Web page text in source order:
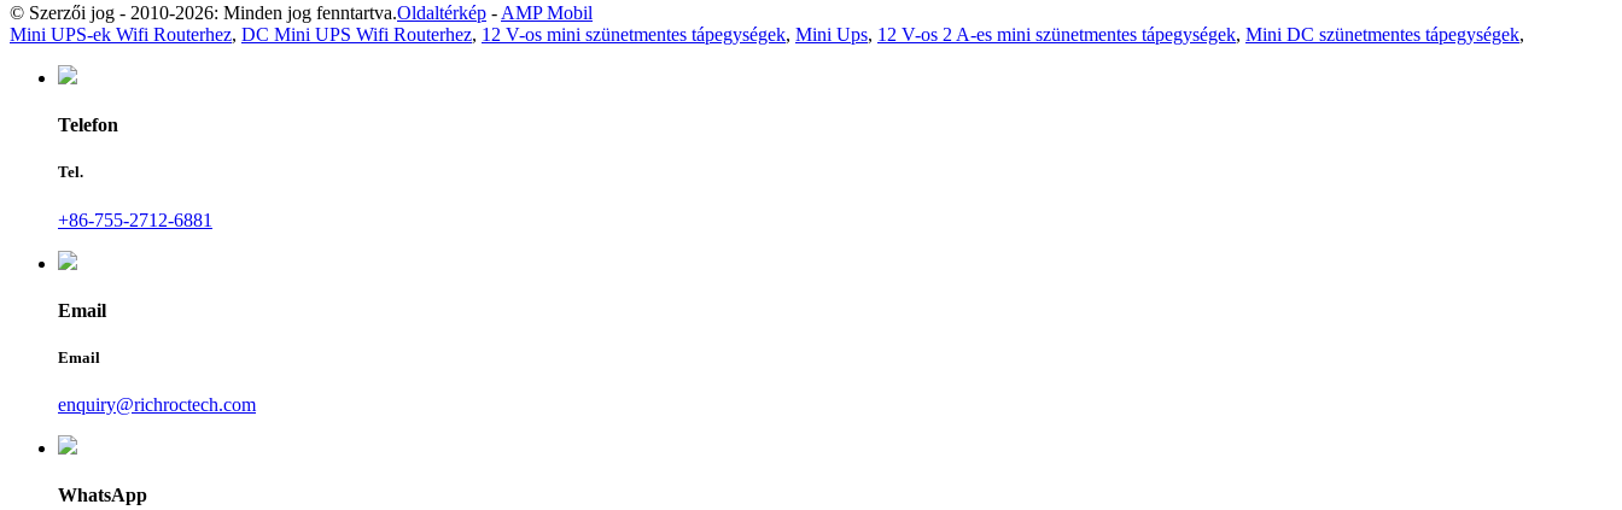
© Szerzői jog - 2010-2026: Minden jog fenntartva.Oldaltérkép - AMP Mobil
Mini UPS-ek Wifi Routerhez, DC Mini UPS Wifi Routerhez, 12 V-os mini szünetmentes tápegységek, Mini Ups, 12 V-os 2 A-es mini szünetmentes tápegységek, Mini DC szünetmentes tápegységek,
Telefon
Tel.
+86-755-2712-6881
Email
Email
enquiry@richroctech.com
WhatsApp